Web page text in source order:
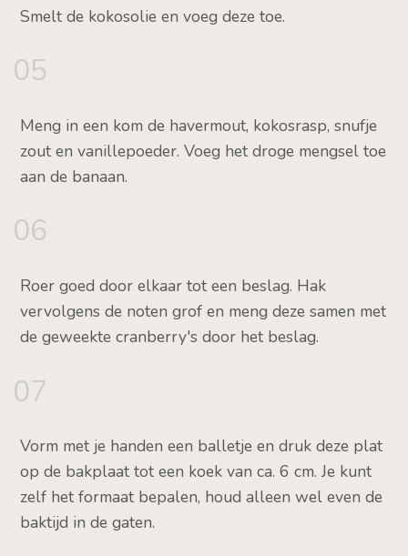
Smelt de kokosolie en voeg deze toe.
05
Meng in een kom de havermout, kokosrasp, snufje
zout en vanillepoeder. Voeg het droge mengsel toe
aan de banaan.
06
Roer goed door elkaar tot een beslag. Hak
vervolgens de noten grof en meng deze samen met
de geweekte cranberry's door het beslag.
07
Vorm met je handen een balletje en druk deze plat
op de bakplaat tot een koek van ca. 6 cm. Je kunt
zelf het formaat bepalen, houd alleen wel even de
baktijd in de gaten.